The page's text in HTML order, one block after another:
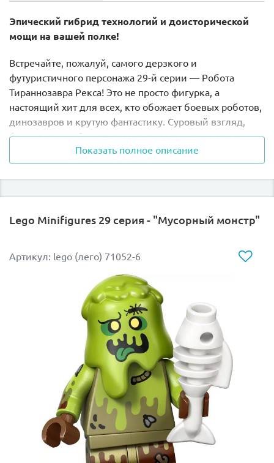
Эпический гибрид технологий и доисторической
мощи на вашей полке!
Встречайте, пожалуй, самого дерзкого и
футуристичного персонажа 29-й серии — Робота
Тираннозавра Рекса! Это не просто фигурка, а
настоящий хит для всех, кто обожает боевых роботов,
динозавров и крутую фантастику. Суровый взгляд,
бронированный корпус и максимальная харизма —
этот парень готов устроить революцию в вашем LEGO-
мире.
невероятно мощно благодаря
брони, микросхем и механических элементов.
Уникальный шлем-маска:Робот оснащен
потрясающим съемным шлемом в виде головы
грозного T-Rex. Вы можете оставить его в маске
ящера или открыть лицо самого киборга, меняя
сюжет игры.
Редкие аксессуары: В комплекте идет лазерное
оружие или элементы энерго-заряда
(подчеркивающие его высокотехнологичную
мощь), а также специальная подставка для
красивой демонстрации на полке.
Готов к любым битвам:Робот Рекс идеально
впишется в футуристичные мегаполисы,
Показать полное описание
Lego Minifigures 29 серия - "Мусорный монстр"
Артикул: lego (лего) 71052-6